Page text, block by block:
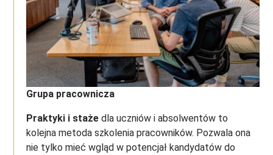
Grupa pracownicza
Praktyki i staże dla uczniów i absolwentów to
kolejna metoda szkolenia pracowników. Pozwala ona
nie tylko mieć wgląd w potencjał kandydatów do